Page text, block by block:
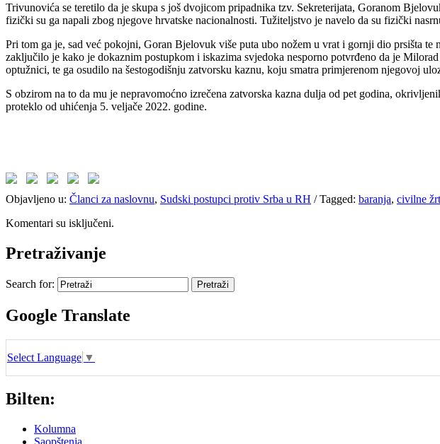
Trivunovića se teretilo da je skupa s još dvojicom pripadnika tzv. Sekreterijata, Goranom
fizički su ga napali zbog njegove hrvatske nacionalnosti. Tužiteljstvo je navelo da su fizički
Pri tom ga je, sad već pokojni, Goran Bjelovuk više puta ubo nožem u vrat i gornji dio prsišta
zaključilo je kako je dokaznim postupkom i iskazima svjedoka nesporno potvrđeno da je
optužnici, te ga osudilo na šestogodišnju zatvorsku kaznu, koju smatra primjerenom njegovoj
S obzirom na to da mu je nepravomoćno izrečena zatvorska kazna dulja od pet godina,
proteklo od uhićenja 5. veljače 2022. godine.
Objavljeno u: Članci za naslovnu, Sudski postupci protiv Srba u RH /Tagged: baranja, civilne
Komentari su isključeni.
Pretraživanje
Search for:
Google Translate
Select Language ▼
Bilten:
Kolumna